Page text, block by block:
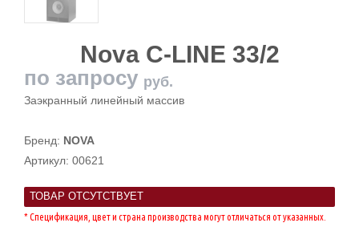
Nova C-LINE 33/2
по запросу руб.
Заэкранный линейный массив
Бренд: NOVA
Артикул: 00621
ТОВАР ОТСУТСТВУЕТ
* Спецификация, цвет и страна производства могут отличаться от указанных.